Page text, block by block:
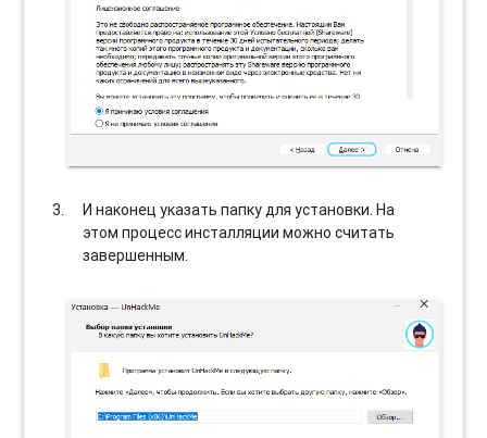
И наконец указать папку для установки. На
этом процесс инсталляции можно считать
завершенным.